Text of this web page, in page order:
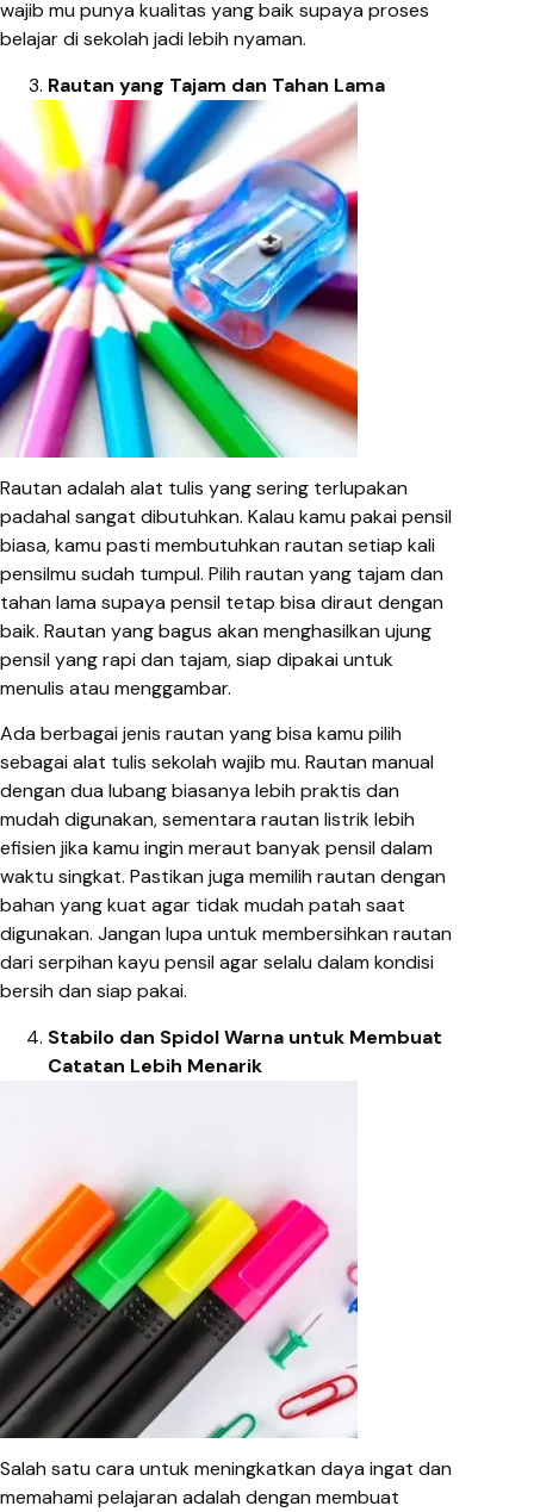
wajib mu punya kualitas yang baik supaya proses
belajar di sekolah jadi lebih nyaman.
Rautan yang Tajam dan Tahan Lama
Rautan adalah alat tulis yang sering terlupakan
padahal sangat dibutuhkan. Kalau kamu pakai pensil
biasa, kamu pasti membutuhkan rautan setiap kali
pensilmu sudah tumpul. Pilih rautan yang tajam dan
tahan lama supaya pensil tetap bisa diraut dengan
baik. Rautan yang bagus akan menghasilkan ujung
pensil yang rapi dan tajam, siap dipakai untuk
menulis atau menggambar.
Ada berbagai jenis rautan yang bisa kamu pilih
sebagai alat tulis sekolah wajib mu. Rautan manual
dengan dua lubang biasanya lebih praktis dan
mudah digunakan, sementara rautan listrik lebih
efisien jika kamu ingin meraut banyak pensil dalam
waktu singkat. Pastikan juga memilih rautan dengan
bahan yang kuat agar tidak mudah patah saat
digunakan. Jangan lupa untuk membersihkan rautan
dari serpihan kayu pensil agar selalu dalam kondisi
bersih dan siap pakai.
Stabilo dan Spidol Warna untuk Membuat
Catatan Lebih Menarik
Salah satu cara untuk meningkatkan daya ingat dan
memahami pelajaran adalah dengan membuat